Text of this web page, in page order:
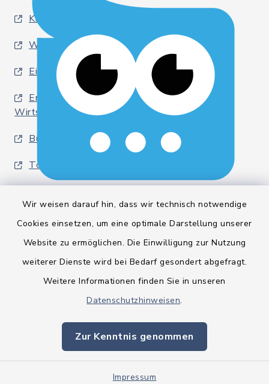
Wir weisen darauf hin, dass wir technisch notwendige
Cookies einsetzen, um eine optimale Darstellung unserer
Website zu ermöglichen. Die Einwilligung zur Nutzung
weiterer Dienste wird bei Bedarf gesondert abgefragt.
Weitere Informationen finden Sie in unseren
Datenschutzhinweisen.
Zur Kenntnis genommen
Impressum
Kreis Rendsburg-Eckernförde
Wirtschaftsförderung
Eider- und Kanalregion
Entwicklungsagentur für den Lebens- und
Wirtschaftsraum Rendsburg
Bürgerinformationsbroschüre
Tourismus Mittelholstein
Barrierefreiheit
Impressum
Sitemap